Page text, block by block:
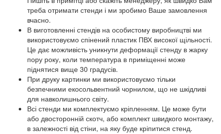
треба отримати стенди і ми зробимо Ваше замовлення
вчасно.
В виготовленні стендів на особистому виробництві ми
використовуємо спінений пластик ПВХ високої щільності.
Це дає можливість уникнути деформації стенду в жарку
пору року, коли температура в приміщенні може
піднятися вище 30 градусів.
При друку картинки ми використовуємо тільки
безпечними екосольвентний чорнилом, що не шкідливі
для навколишнього світу.
Всі стенди ми комплектуємо кріпленням. Це може бути
або двосторонній скотч, або комплект швидкого монтажу,
в залежності від стіни, на яку буде кріпитися стенд.